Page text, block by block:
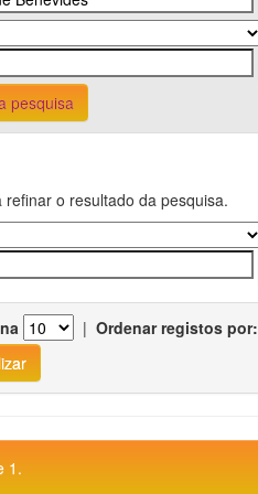
pesquisa
refinar o resultado da pesquisa.
| Ordenar registos por:
1.